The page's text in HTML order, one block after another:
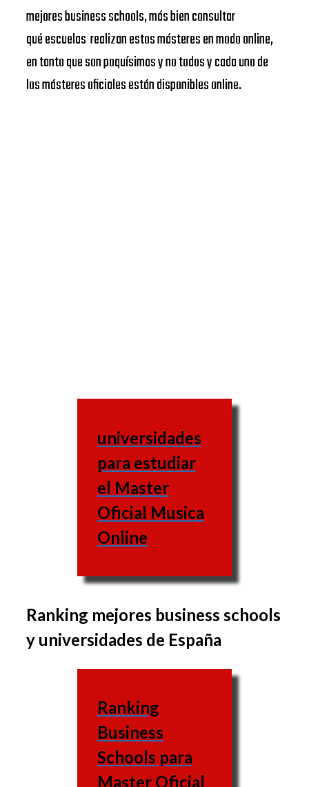
mejores business schools, más bien consultar
qué escuelas realizan estos másteres en modo online,
en tanto que son poquísimas y no todos y cada uno de
los másteres oficiales están disponibles online.
universidades
para estudiar
el Master
Oficial Musica
Online
El conjunto de materias
varía de una escuela de
negocios a la otra, al
varían también.
Escuela
de
Ranking mejores business schools
y universidades de España
Ranking
Business
Schools para
Master Oficial